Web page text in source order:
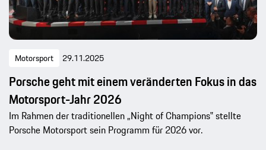
Motorsport 29.11.2025
Porsche geht mit einem veränderten Fokus in das
Motorsport-Jahr 2026
Im Rahmen der traditionellen „Night of Champions‟ stellte
Porsche Motorsport sein Programm für 2026 vor.